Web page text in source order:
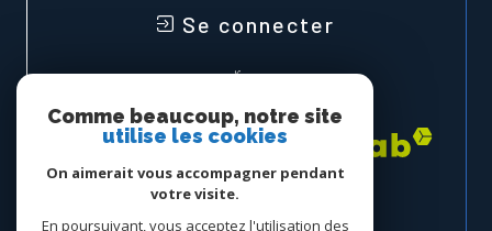
Se connecter
Nous
Comme beaucoup, notre site
utilise les cookies
On aimerait vous accompagner pendant
votre visite.
En poursuivant, vous acceptez l'utilisation des